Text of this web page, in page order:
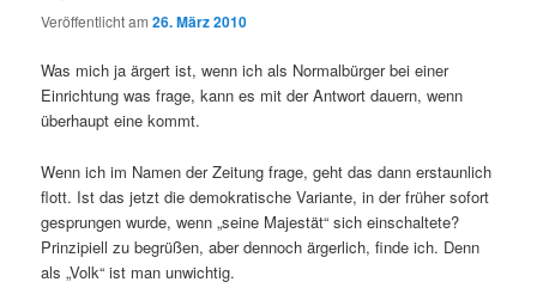
Veröffentlicht am26. März 2010
Was mich ja ärgert ist, wenn ich als Normalbürger bei einer
Einrichtung was frage, kann es mit der Antwort dauern, wenn
überhaupt eine kommt.
Wenn ich im Namen der Zeitung frage, geht das dann erstaunlich
flott. Ist das jetzt die demokratische Variante, in der früher sofort
gesprungen wurde, wenn „seine Majestät“ sich einschaltete?
Prinzipiell zu begrüßen, aber dennoch ärgerlich, finde ich. Denn
als „Volk“ ist man unwichtig.